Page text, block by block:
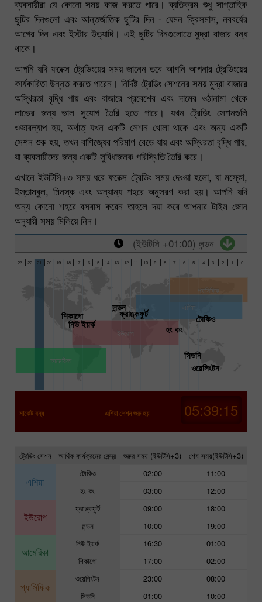
ব্যবসায়ীরা যে কোনো সময় কাজ করতে পারে। ব্যতিক্রম শুধু সাপ্তাহিক
ছুটির দিনগুলো এবং আন্তর্জাতিক ছুটির দিন - যেমন ক্রিসমাস, নববর্ষের
আগের দিন এবং ইস্টার উত্যাদি। এই ছুটির দিনগুলোতে মুদ্রা বাজার বন্ধ
থাকে।
আপনি যদি ফরেক্স ট্রেডিংয়ের সময় জানেন তবে আপনি আপনার ট্রেডিংয়ের
কার্যকারিতা উন্নত করতে পারেন। নির্দিষ্ট ট্রেডিং সেশনের সময় মুদ্রা বাজারে
অস্থিরতা বৃদ্ধি পায় এবং বাজারে প্রবেশের এবং দামের ওঠানামা থেকে
লাভের জন্য ভাল সুযোগ তৈরি হতে পারে। যখন ট্রেডিং সেশনগুলি
ওভারল্যাপ হয়, অর্থাত্ যখন একটি সেশন খোলা থাকে এবং অন্য একটি
সেশন শুরু হয়, তখন বাণিজ্যের পরিমাণ বেড়ে যায় এবং অস্থিরতা বৃদ্ধি পায়,
যা ব্যবসায়ীদের জন্য একটি সুবিধাজনক পরিস্থিতি তৈরি করে।
এখানে ইউটিসি+৩ সময় ধরে ফরেক্স ট্রেডিং সময় দেওয়া হলো, যা মস্কো,
ইস্তাম্বুল, মিনস্ক এবং অন্যান্য শহরে অনুসরণ করা হয়। আপনি যদি
অন্য কোনো শহরে বসবাস করেন তাহলে দয়া করে আপনার টাইম জোন
অনুযায়ী সময় মিলিয়ে নিন।
(ইউটিসি +01:00) লন্ডন
23 22 21 20 19 18 17 16 15 14 13 12 11 10 9 8 7 6 5 4 3 2 1 0
টোকিও
হং কং
ফ্রাঙ্কফুর্ট
লন্ডন
নিউ ইয়র্ক
শিকাগো
ওয়েলিংটন
সিডনি
প্যাসিফিক
এশিয়া
ইউরোপ
আমেরিকা
মার্কেট বন্ধ এশিয়া শেশন শুরু হয় 05:39:14
ট্রেডিং সেশন আর্থিক কার্যক্রমের কেন্দ্র শুরুর সময় (ইউটিসি+3) শেষ সময়(ইউটিসি+3)
এশিয়া
টোকিও 02:00
11:00
হং কং
03:00 12:00
ইউরোপ
ফ্রাঙ্কফুর্ট 09:00
18:00
লন্ডন
10:00 19:00
আমেরিকা
নিউ ইয়র্ক 16:30
01:00
শিকাগো
17:00 02:00
প্যাসিফিক
ওয়েলিংটন 23:00
08:00
সিডনি
01:00 10:00